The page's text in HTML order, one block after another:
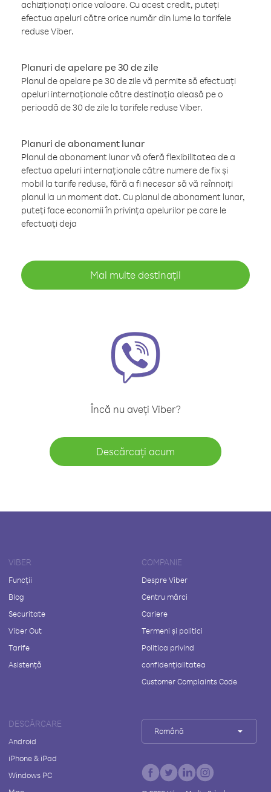
achiziționați orice valoare. Cu acest credit, puteți
efectua apeluri către orice număr din lume la tarifele
reduse Viber.
Planuri de apelare pe 30 de zile
Planul de apelare pe 30 de zile vă permite să efectuați
apeluri internaționale către destinația aleasă pe o
perioadă de 30 de zile la tarifele reduse Viber.
Planuri de abonament lunar
Planul de abonament lunar vă oferă flexibilitatea de a
efectua apeluri internaționale către numere de fix și
mobil la tarife reduse, fără a fi necesar să vă reînnoiți
planul la un moment dat. Cu planul de abonament lunar,
puteți face economii în privința apelurilor pe care le
efectuați deja
Mai multe destinații
Încă nu aveți Viber?
Descărcați acum
VIBER
Funcții
Blog
Securitate
Viber Out
Tarife
Asistență
COMPANIE
Despre Viber
Centru mărci
Cariere
Termeni și politici
Politica privind
confidențialitatea
Customer Complaints Code
DESCĂRCARE
Android
iPhone & iPad
Windows PC
Română